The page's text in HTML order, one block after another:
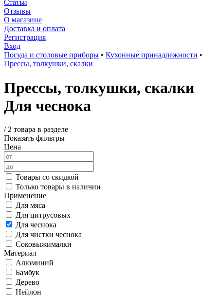
Статьи
Отзывы
О магазине
Доставка и оплата
Регистрация
Вход
Посуда и столовые приборы • Кухонные принадлежности •
Прессы, толкушки, скалки
Прессы, толкушки, скалки
Для чеснока
/ 2 товара в разделе
Показать фильтры
Цена
Товары со скидкой
Только товары в наличии
Применение
Для мяса
Для цитрусовых
Для чеснока
Для чистки чеснока
Соковыжималки
Материал
Алюминий
Бамбук
Дерево
Нейлон